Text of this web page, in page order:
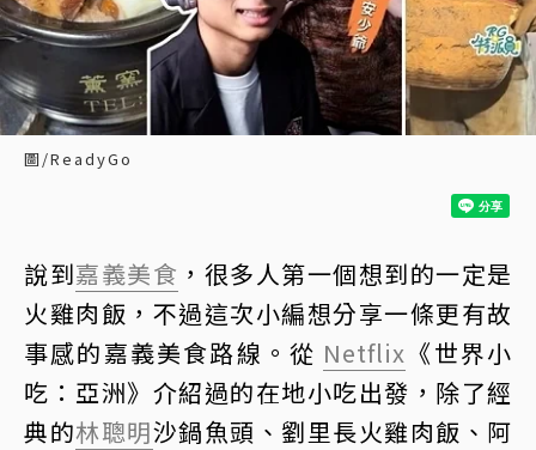
圖/ReadyGo
說到嘉義美食 ，很多人第一個想到的一定是
火雞肉飯，不過這次小編想分享一條更有故
事感的嘉義美食路線。從 Netflix 《世界小
吃：亞洲》介紹過的在地小吃出發，除了經
典的林聰明沙鍋魚頭、劉里長火雞肉飯、阿